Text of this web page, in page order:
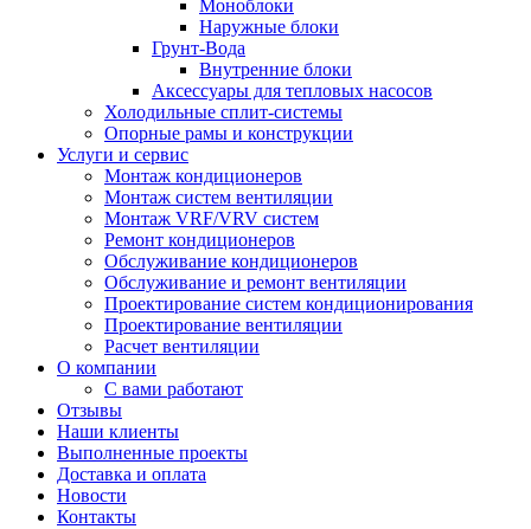
Моноблоки
Наружные блоки
Грунт-Вода
Внутренние блоки
Аксессуары для тепловых насосов
Холодильные сплит-системы
Опорные рамы и конструкции
Услуги и сервис
Монтаж кондиционеров
Монтаж систем вентиляции
Монтаж VRF/VRV систем
Ремонт кондиционеров
Обслуживание кондиционеров
Обслуживание и ремонт вентиляции
Проектирование систем кондиционирования
Проектирование вентиляции
Расчет вентиляции
О компании
С вами работают
Отзывы
Наши клиенты
Выполненные проекты
Доставка и оплата
Новости
Контакты